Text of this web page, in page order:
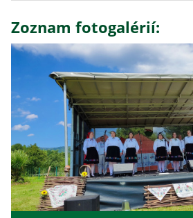
Zoznam fotogalérií: